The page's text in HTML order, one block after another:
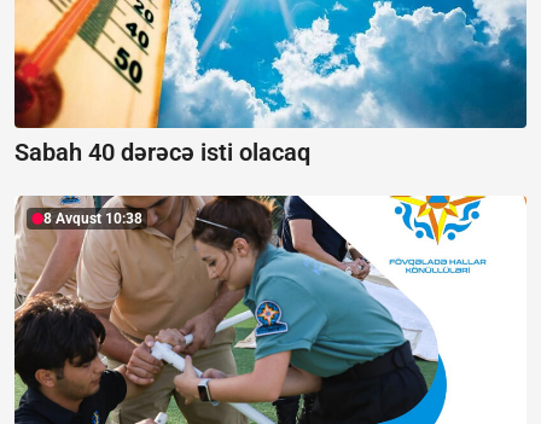
Sabah 40 dərəcə isti olacaq
8 Avqust 10:38